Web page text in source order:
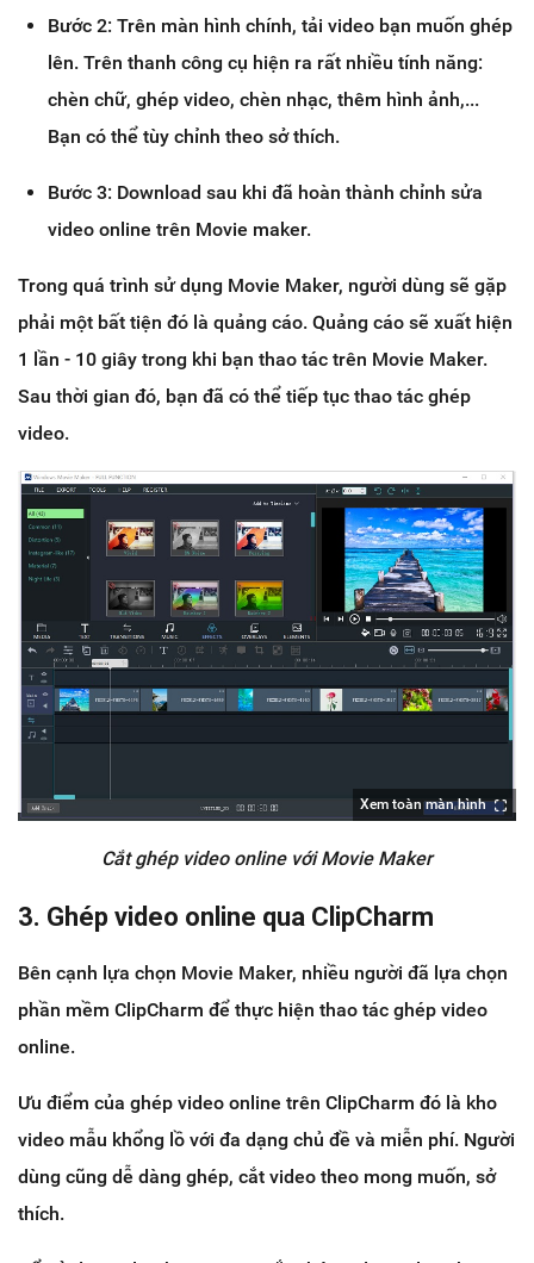
Bước 2: Trên màn hình chính, tải video bạn muốn ghép
lên. Trên thanh công cụ hiện ra rất nhiều tính năng:
chèn chữ, ghép video, chèn nhạc, thêm hình ảnh,...
Bạn có thể tùy chỉnh theo sở thích.
Bước 3: Download sau khi đã hoàn thành chỉnh sửa
video online trên Movie maker.
Trong quá trình sử dụng Movie Maker, người dùng sẽ gặp
phải một bất tiện đó là quảng cáo. Quảng cáo sẽ xuất hiện
1 lần - 10 giây trong khi bạn thao tác trên Movie Maker.
Sau thời gian đó, bạn đã có thể tiếp tục thao tác ghép
video.
Xem toàn màn hình
Cắt ghép video online với Movie Maker
3. Ghép video online qua ClipCharm
Bên cạnh lựa chọn Movie Maker, nhiều người đã lựa chọn
phần mềm ClipCharm để thực hiện thao tác ghép video
online.
Ưu điểm của ghép video online trên ClipCharm đó là kho
video mẫu khổng lồ với đa dạng chủ đề và miễn phí. Người
dùng cũng dễ dàng ghép, cắt video theo mong muốn, sở
thích.